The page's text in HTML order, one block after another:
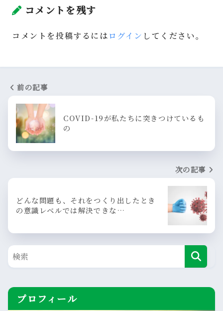
コメントを残す
コメントを投稿するにはログイン してください。
前の記事
COVID-19が私たちに突きつけているも
の
次の記事
どんな問題も、それをつくり出したとき
の意識レベルでは解決できな…
プロフィール